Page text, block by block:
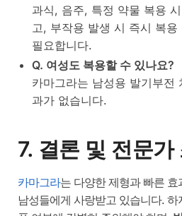
과식, 음주, 특정 약물 복용
고, 부작용 발생 시 즉시 복
필요합니다.
Q. 여성도 복용할 수 있나요?
카마그라는 남성용 발기부전
과가 없습니다.
7. 결론 및 전문가
카마그라는 다양한 제형과 빠른
남성들에게 사랑받고 있습니다.